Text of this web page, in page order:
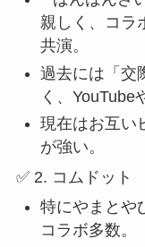
親しく、コラ
共演。
過去には「交
く、YouTube
現在はお互い
が強い。
✅ 2. コムドット
特にやまとや
コラボ多数。